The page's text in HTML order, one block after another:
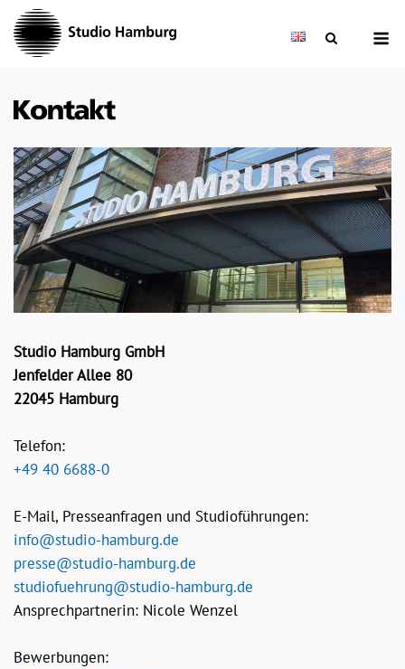
Skip
content
Studio Hamburg GmbH
Jenfelder Allee 80
22045 Hamburg
Telefon:
+49 40 6688-0
E-Mail, Presseanfragen und Studioführungen:
info@studio-hamburg.de
presse@studio-hamburg.de
studiofuehrung@studio-hamburg.de
Ansprechpartnerin: Nicole Wenzel
Bewerbungen: